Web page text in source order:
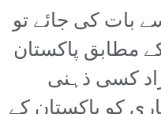
بات کی جائے تو
کے مطابق پاکستان
افراد کسی ذہنی